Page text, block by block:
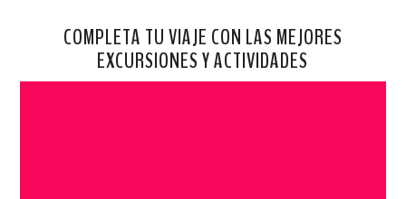
COMPLETA TU VIAJE CON LAS MEJORES
EXCURSIONES Y ACTIVIDADES